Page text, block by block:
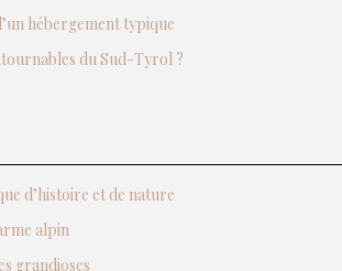
hébergement typique
du Sud-Tyrol ?
d’histoire et de nature
alpin
grandioses